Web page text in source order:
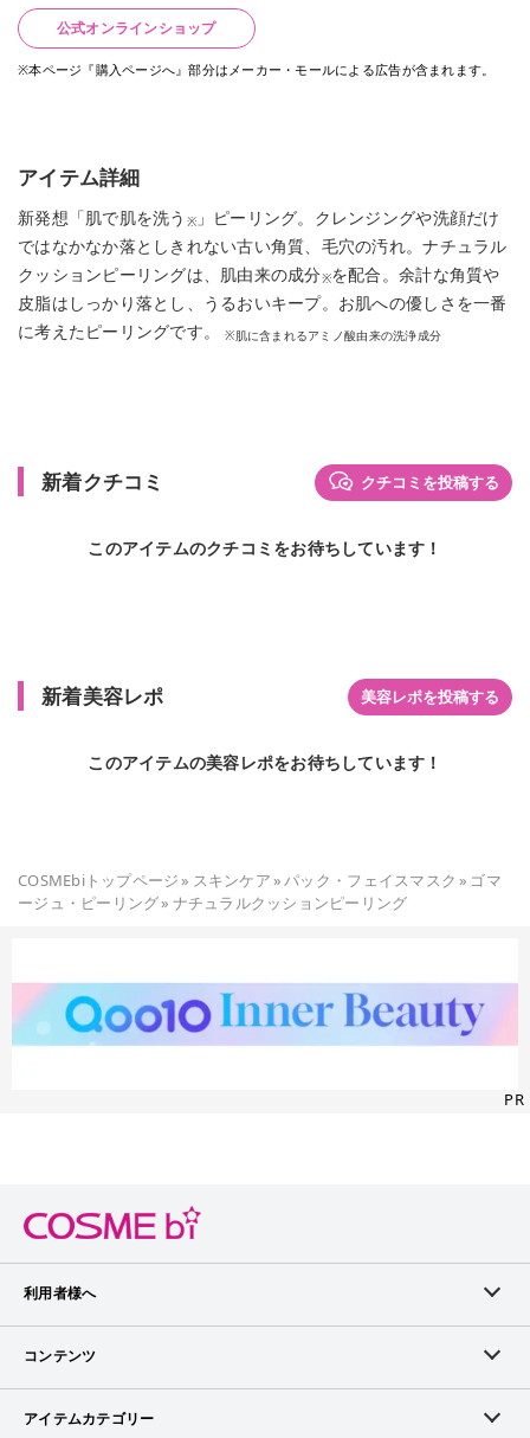
公式オンラインショップ
※本ページ『購入ページへ』部分はメーカー・モールによる広告が含まれます。
アイテム詳細
新発想「肌で肌を洗う ※」ピーリング。クレンジングや洗顔だけ
ではなかなか落としきれない古い角質、毛穴の汚れ。ナチュラル
クッションピーリングは、肌由来の成分※を配合。余計な角質や
皮脂はしっかり落とし、うるおいキープ。お肌への優しさを一番
に考えたピーリングです。※肌に含まれるアミノ酸由来の洗浄成分
新着クチコミ クチコミを投稿する
このアイテムのクチコミをお待ちしています！
新着美容レポ 美容レポを投稿する
このアイテムの美容レポをお待ちしています！
COSMEbiトップページ» スキンケア»パック・フェイスマスク » ゴマ
ージュ・ピーリング» ナチュラルクッションピーリング
PR
利用者様へ
メンバーログイン
コンテンツ
ランキング
アイテムカテゴリー